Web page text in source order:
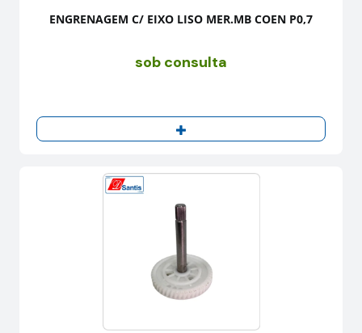
ENGRENAGEM C/ EIXO LISO MER.MB COEN P0,7
sob consulta